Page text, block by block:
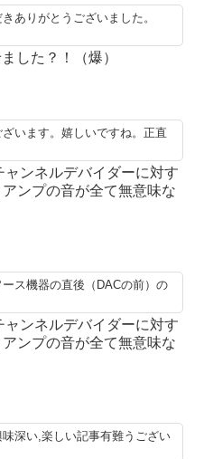
きありがとうございました。
した？！（爆）
います。嬉しいですね。正直
ンネルデバイダーに対す
ンプの音が全て無意味な
ス機器の直後（DACの前）の
ンネルデバイダーに対す
ンプの音が全て無意味な
深い,楽しい記事有難うござい